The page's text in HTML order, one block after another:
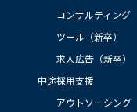
コンサルティング
ツール（新卒）
求人広告（新卒）
中途採用支援
アウトソーシング